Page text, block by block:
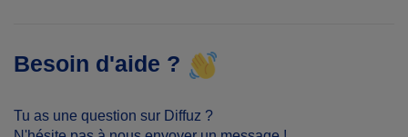
Besoin d'aide ?
Tu as une question sur Diffuz ?